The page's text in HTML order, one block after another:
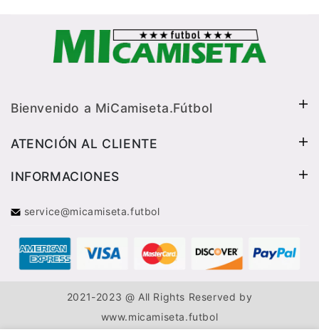
Bienvenido a MiCamiseta.Fútbol
ATENCIÓN AL CLIENTE
INFORMACIONES
service@micamiseta.futbol
2021-2023 @ All Rights Reserved by
www.micamiseta.futbol